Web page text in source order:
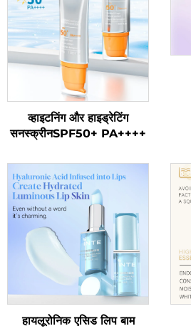
व्हाइटनिंग और हाइड्रेटिंग
सनस्क्रीनSPF50+ PA++++
हायलूरोनिक एसिड लिप बाम